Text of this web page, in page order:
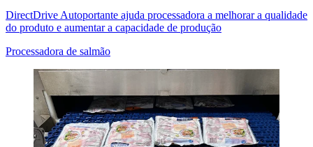
DirectDrive Autoportante ajuda processadora a melhorar a qualidade
do produto e aumentar a capacidade de produção
Processadora de salmão